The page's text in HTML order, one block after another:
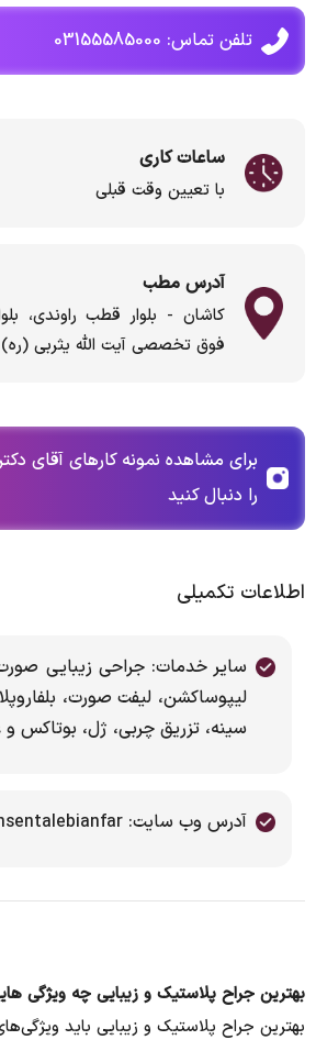
تلفن تماس: 03155585000
ساعات کاری
با تعیین وقت قبلی
آدرس مطب
کاشان - بلوار قطب راوندی،
فوق تخصصی آیت الله یثربی
برای مشاهده نمونه کارهای آقای
را دنبال کنید
اطلاعات تکمیلی
سایر خدمات: جراحی زیبایی
لیپوساکشن، لیفت صورت،
سینه، تزریق چربی، ژل، بوتاکس و
آدرس وب سایت: www.dr.mohsentalebianfar
بهترین جراح پلاستیک و زیبایی چه ویژگی
بهترین جراح پلاستیک و زیبایی باید